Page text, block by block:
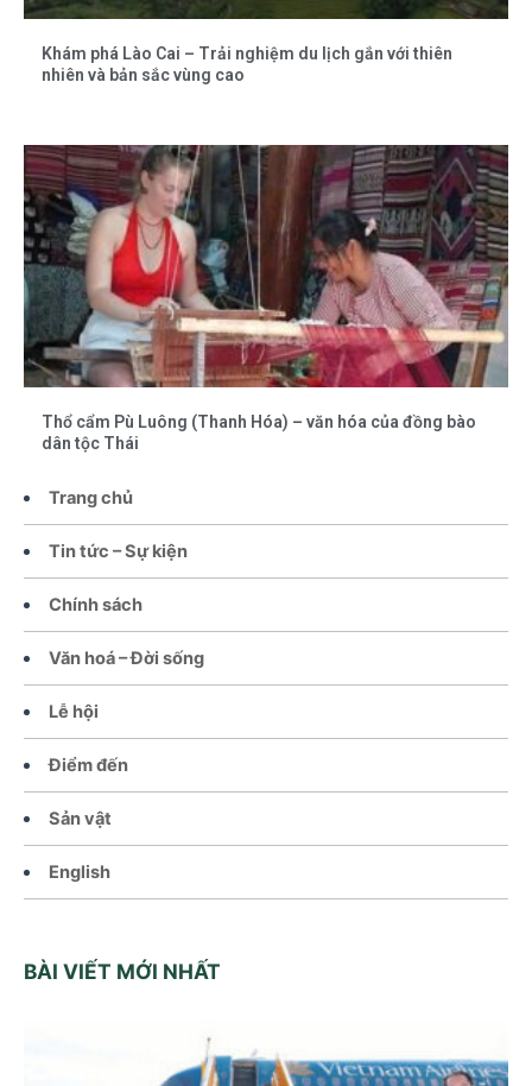
Trang chủ
Tin tức – Sự kiện
Chính sách
Văn hoá – Đời sống
Lễ hội
Điểm đến
Sản vật
English
BÀI VIẾT MỚI NHẤT
Khám phá Lào Cai – Trải nghiệm du lịch gắn với thiên
nhiên và bản sắc vùng cao
Thổ cẩm Pù Luông (Thanh Hóa) – văn hóa của đồng bào
dân tộc Thái